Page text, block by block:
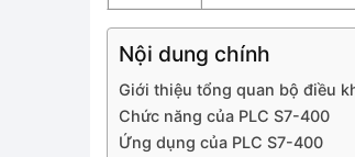
Nội dung chính
Giới thiệu tổng quan bộ điều
Chức năng của PLC S7-400
Ứng dụng của PLC S7-400